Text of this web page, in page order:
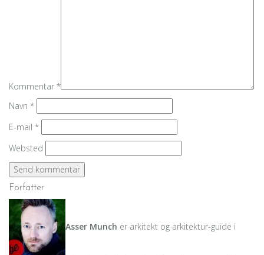
Kommentar *
Navn *
E-mail *
Websted
Forfatter
Asser Munch er arkitekt og arkitektur-guide i